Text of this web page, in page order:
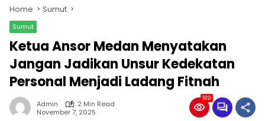
Home Sumut
Sumut
Ketua Ansor Medan Menyatakan
Jangan Jadikan Unsur Kedekatan
Personal Menjadi Ladang Fitnah
Admin
2 Min Read
November 7, 2025
189